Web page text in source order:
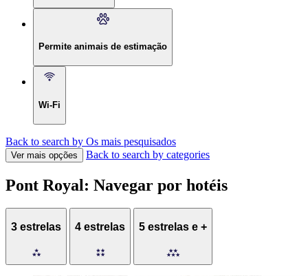
Permite animais de estimação
Wi-Fi
Back to search by Os mais pesquisados
Ver mais opções Back to search by categories
Pont Royal: Navegar por hotéis
3 estrelas 4 estrelas 5 estrelas e +